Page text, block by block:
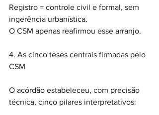
Registro = controle civil e formal, sem
ingerência urbanística.
O CSM apenas reafirmou esse arranjo.
4. As cinco teses centrais firmadas pelo
CSM
O acórdão estabeleceu, com precisão
técnica, cinco pilares interpretativos: